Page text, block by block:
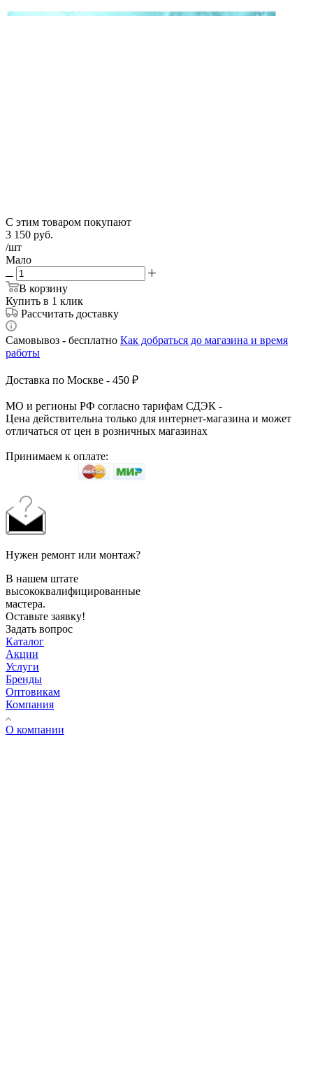
С этим товаром покупают
3 150 руб.
/шт
Мало
В корзину
Купить в 1 клик
Рассчитать доставку
Самовывоз - бесплатно Как добраться до магазина и время
работы
Доставка по Москве - 450 ₽
МО и регионы РФ согласно тарифам СДЭК -
Цена действительна только для интернет-магазина и может
отличаться от цен в розничных магазинах
Принимаем к оплате:
Нужен ремонт или монтаж?
В нашем штате
высококвалифицированные
мастера.
Оставьте заявку!
Задать вопрос
Каталог
Акции
Услуги
Бренды
Оптовикам
Компания
О компании